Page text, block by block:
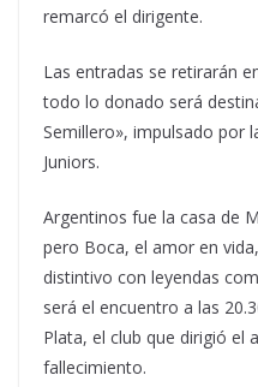
remarcó el dirigente.
Las entradas se retirarán
todo lo donado será
Semillero», impulsado por
Juniors.
Argentinos fue la casa de
pero Boca, el amor en
distintivo con leyendas
será el encuentro a las
Plata, el club que dirigió el
fallecimiento.